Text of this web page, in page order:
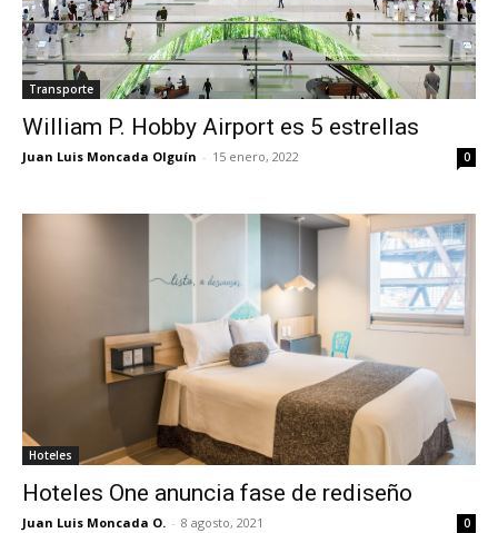
Transporte
William P. Hobby Airport es 5 estrellas
Juan Luis Moncada Olguín - 15 enero, 2022 0
Hoteles
Hoteles One anuncia fase de rediseño
Juan Luis Moncada O. - 8 agosto, 2021 0